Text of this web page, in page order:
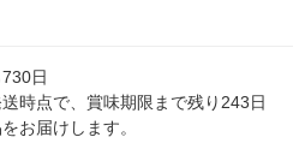
日
時点で、賞味期限まで残り243日
お届けします。